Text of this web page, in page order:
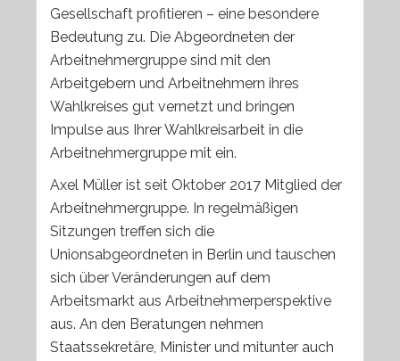
Gesellschaft profitieren – eine besondere
Bedeutung zu. Die Abgeordneten der
Arbeitnehmergruppe sind mit den
Arbeitgebern und Arbeitnehmern ihres
Wahlkreises gut vernetzt und bringen
Impulse aus Ihrer Wahlkreisarbeit in die
Arbeitnehmergruppe mit ein.
Axel Müller ist seit Oktober 2017 Mitglied der
Arbeitnehmergruppe. In regelmäßigen
Sitzungen treffen sich die
Unionsabgeordneten in Berlin und tauschen
sich über Veränderungen auf dem
Arbeitsmarkt aus Arbeitnehmerperspektive
aus. An den Beratungen nehmen
Staatssekretäre, Minister und mitunter auch